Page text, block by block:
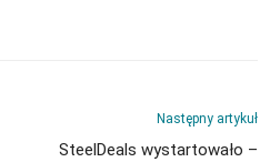
Następny artykuł
SteelDeals wystartowało –